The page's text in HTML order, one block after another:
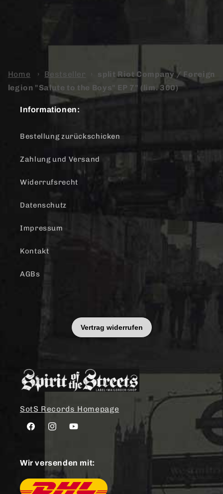
Home › Bestseller ›
split Riot Company / Foreign
legion "Salute to the Boys" EP 7" (lim. 300)
Informationen:
Bestellung zurückschicken
Zahlung und Versand
Widerrufsrecht
Datenschutz
Impressum
Kontakt
AGBs
SotS Records Homepage
FacebookInstagramYouTube
Wir versenden mit: